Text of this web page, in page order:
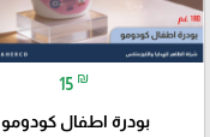
15 ₪
بودرة اطفال كودومو